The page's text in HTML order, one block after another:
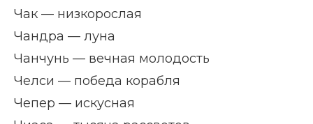
Чак — низкорослая
Чандра — луна
Чанчунь — вечная молодость
Челси — победа корабля
Чепер — искусная